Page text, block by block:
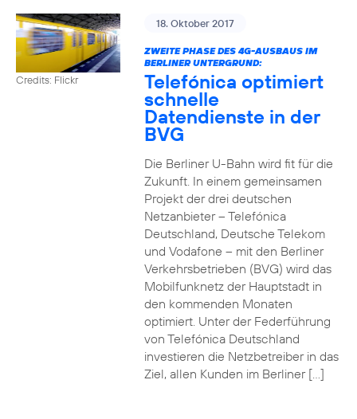
Credits: Flickr
18. Oktober 2017
ZWEITE PHASE DES 4G-AUSBAUS IM
BERLINER UNTERGRUND:
Telefónica optimiert
schnelle
Datendienste in der
BVG
Die Berliner U-Bahn wird fit für die
Zukunft. In einem gemeinsamen
Projekt der drei deutschen
Netzanbieter – Telefónica
Deutschland, Deutsche Telekom
und Vodafone – mit den Berliner
Verkehrsbetrieben (BVG) wird das
Mobilfunknetz der Hauptstadt in
den kommenden Monaten
optimiert. Unter der Federführung
von Telefónica Deutschland
investieren die Netzbetreiber in das
Ziel, allen Kunden im Berliner […]